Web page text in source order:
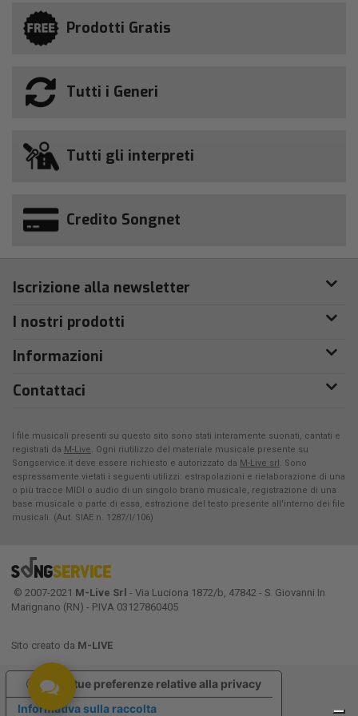
Prodotti Gratis
Tutti i Generi
Tutti gli interpreti
Credito Songnet
Iscrizione alla newsletter
I nostri prodotti
Informazioni
Contattaci
I file musicali presenti su questo sito sono stati interamente suonati, cantati e
registrati da M-Live. Ogni riutilizzo del materiale musicale presente su
Songservice.it deve essere richiesto e autorizzato da M-Live srl . Sono
espressamente vietati i seguenti utilizzi: estrapolazioni e rielaborazione di una
o più tracce MIDI o audio di un singolo brano musicale, registrazione di una
base musicale o parte di essa, estrazione del testo presente all'interno dei file
musicali. (Aut. SIAE n. 1287/I/106)
© 2007-2021 M-Live Srl - Via Luciona 1872/b, 47842 - S. Giovanni In
Marignano (RN) - P.IVA 03127860405
Sito creato da M-LIVE
Informativa sulla raccolta
Le tue preferenze relative alla privacy